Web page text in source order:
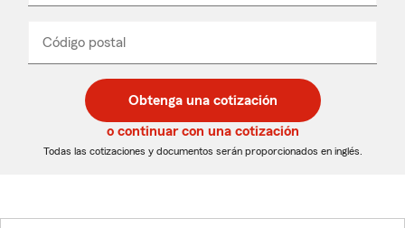
desplegable
Código postal
de
5
dígitos
de
5
dígitos
_____
Obtenga una cotización
o continuar con una cotización
Todas las cotizaciones y documentos serán proporcionados en inglés.